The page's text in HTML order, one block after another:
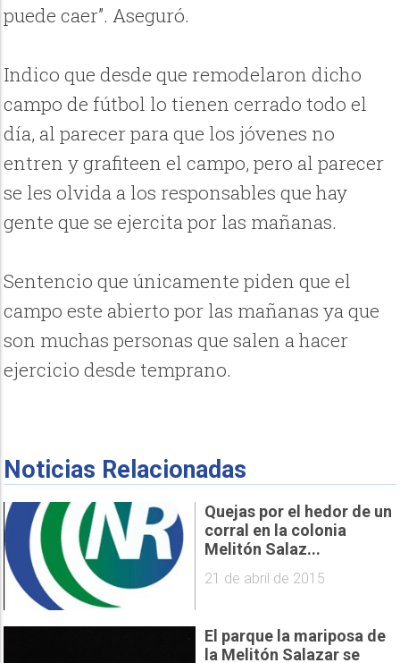
puede caer”. Aseguró.
Indico que desde que remodelaron dicho
campo de fútbol lo tienen cerrado todo el
día, al parecer para que los jóvenes no
entren y grafiteen el campo, pero al parecer
se les olvida a los responsables que hay
gente que se ejercita por las mañanas.
Sentencio que únicamente piden que el
campo este abierto por las mañanas ya que
son muchas personas que salen a hacer
ejercicio desde temprano.
Noticias Relacionadas
Quejas por el hedor de un
corral en la colonia
Melitón Salaz...
21 de abril de 2015
El parque la mariposa de
la Melitón Salazar se